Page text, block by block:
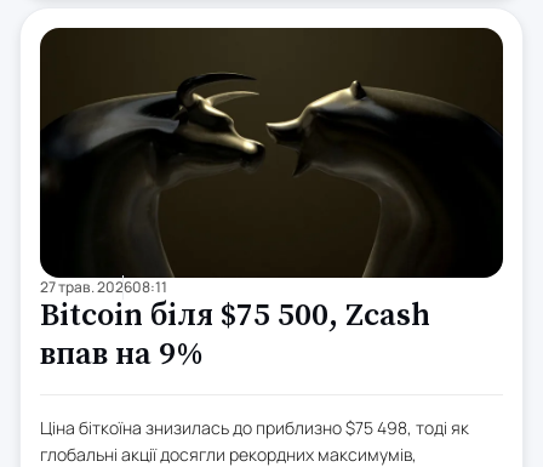
27 трав. 202608:11
Bitcoin біля $75 500, Zcash
впав на 9%
Ціна біткоїна знизилась до приблизно $75 498, тоді як
глобальні акції досягли рекордних максимумів,